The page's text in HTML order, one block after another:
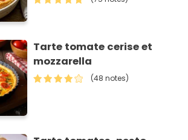
Tarte tomate cerise et
mozzarella
(48 notes)